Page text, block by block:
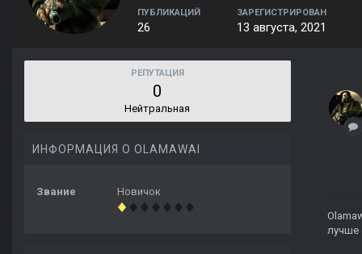
ПУБЛИКАЦИЙ
26
ЗАРЕГИСТРИРОВАН
13 августа, 2021
РЕПУТАЦИЯ
0
Нейтральная
ИНФОРМАЦИЯ О OLAMAWAI
Звание Новичок
лучше